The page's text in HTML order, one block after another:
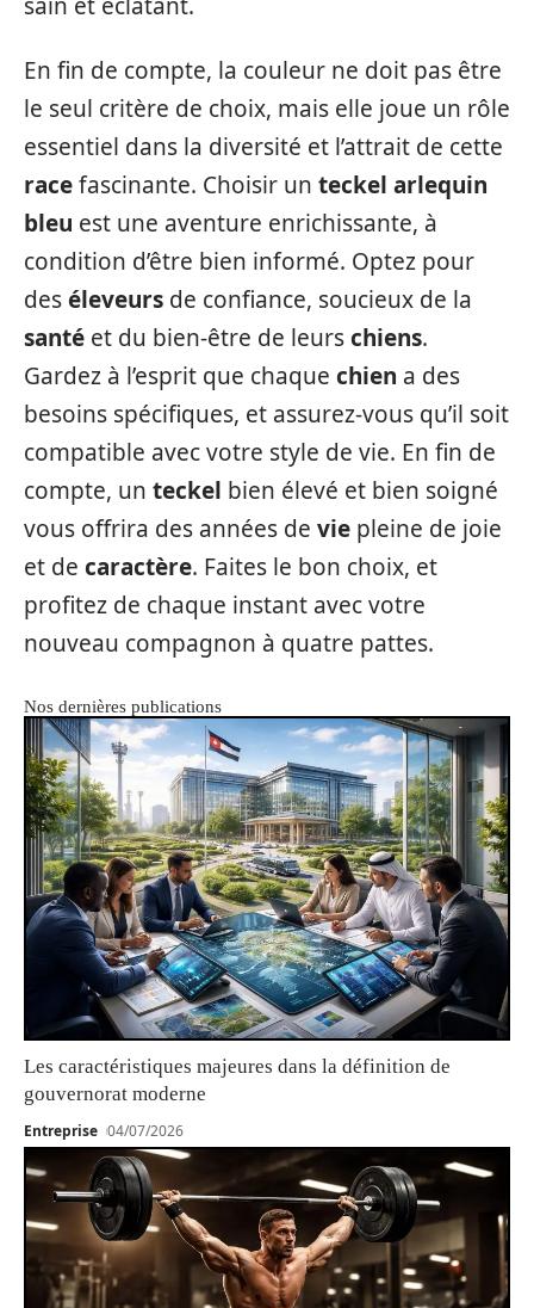
En fin de compte, la couleur ne doit pas être
le seul critère de choix, mais elle joue un rôle
essentiel dans la diversité et l’attrait de cette
racefascinante. Choisir un teckel arlequin
bleu est une aventure enrichissante, à
condition d’être bien informé. Optez pour
deséleveurs de confiance, soucieux de la
santé et du bien-être de leurschiens.
Gardez à l’esprit que chaque chien a des
besoins spécifiques, et assurez-vous qu’il soit
compatible avec votre style de vie. En fin de
compte, un teckel bien élevé et bien soigné
vous offrira des années de vie pleine de joie
et de caractère. Faites le bon choix, et
profitez de chaque instant avec votre
nouveau compagnon à quatre pattes.
Nos dernières publications
Les caractéristiques majeures dans la définition de
gouvernorat moderne
Entreprise 04/07/2026